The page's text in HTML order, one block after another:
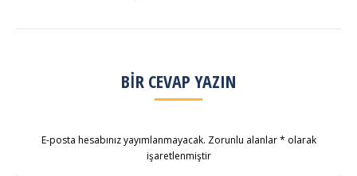
BIR CEVAP YAZIN
E-posta hesabınız yayımlanmayacak. Zorunlu alanlar* olarak
işaretlenmiştir